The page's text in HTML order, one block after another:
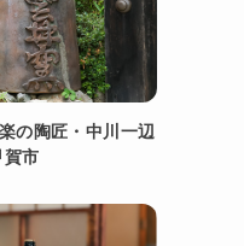
の陶匠・中川一辺
賀市